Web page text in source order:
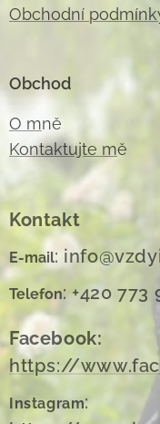
Obchodní
Obchod
O mně
Kontaktujte mě
Kontakt
E-mail:
Telefon: +420 773
Facebook:
https://
Instagram: